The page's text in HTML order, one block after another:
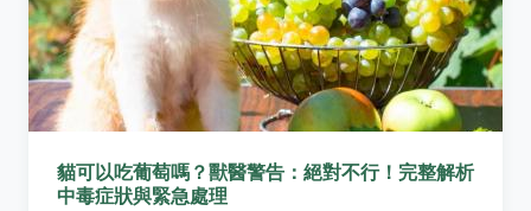
貓可以吃葡萄嗎？獸醫警告：絕對不行！完整解析
中毒症狀與緊急處理